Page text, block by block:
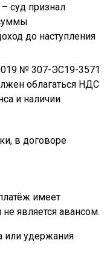
суд признал
до наступления
№ 307-ЭС19-3571
облагаться НДС
и наличии
в договоре
имеет
является авансом.
или удержания